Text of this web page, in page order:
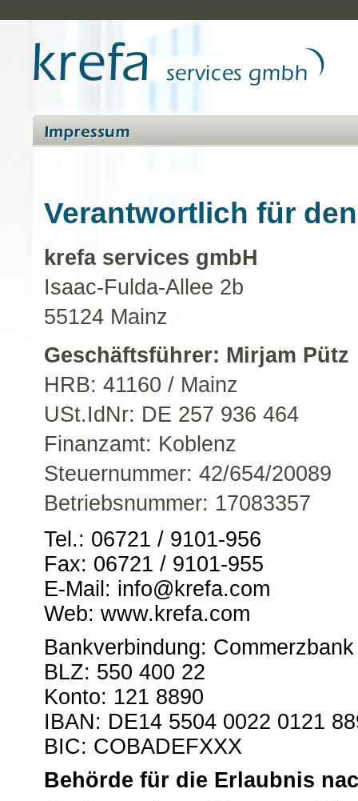
Verantwortlich für
krefa services gmbH
Isaac-Fulda-Allee 2b
55124 Mainz
Geschäftsführer: Mirjam Pütz
HRB: 41160 / Mainz
USt.IdNr: DE 257 936 464
Finanzamt: Koblenz
Steuernummer: 42/654/20089
Betriebsnummer: 17083357
Tel.: 06721 / 9101-956
Fax: 06721 / 9101-955
E-Mail: info@krefa.com
Web: www.krefa.com
Bankverbindung:
BLZ: 550 400 22
Konto: 121 8890
IBAN: DE14 5504 0022 0121
BIC: COBADEFXXX
Behörde für die Erlaubnis